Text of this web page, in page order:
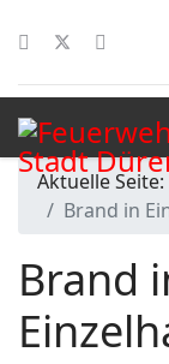
Aktuelle Seite:
Brand in
Brand